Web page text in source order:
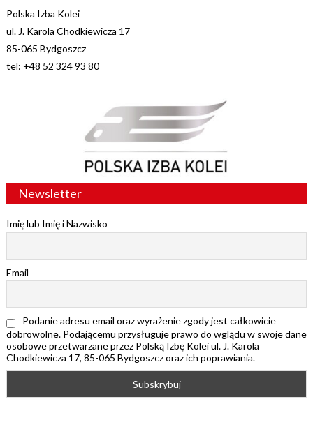
Polska Izba Kolei
ul. J. Karola Chodkiewicza 17
85-065 Bydgoszcz
tel: +48 52 324 93 80
Newsletter
Imię lub Imię i Nazwisko
Email
Podanie adresu email oraz wyrażenie zgody jest całkowicie
dobrowolne. Podającemu przysługuje prawo do wglądu w swoje dane
osobowe przetwarzane przez Polską Izbę Kolei ul. J. Karola
Chodkiewicza 17, 85-065 Bydgoszcz oraz ich poprawiania.